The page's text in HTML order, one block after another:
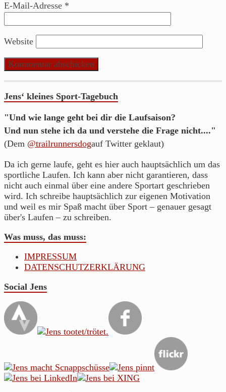
E-Mail-Adresse *
Website
Jens‘ kleines Sport-Tagebuch
"Und wie lange geht bei dir die Laufsaison?
Und nun stehe ich da und verstehe die Frage nicht...."
(Dem @trailrunnersdogauf Twitter geklaut)
Da ich gerne laufe, geht es hier auch hauptsächlich um das
sportliche Laufen. Ich kann aber nicht garantieren, dass
nicht auch einmal über eine andere Sportart geschrieben
wird. Ich schreibe hauptsächlich zur eigenen Motivation
und weil es mir Spaß macht über Sport – genauer gesagt
über's Laufen – zu schreiben.
Was muss, das muss:
IMPRESSUM
DATENSCHUTZERKLÄRUNG
Social Jens